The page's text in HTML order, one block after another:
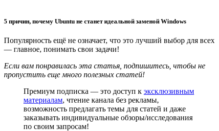
5 причин, почему Ubuntu не станет идеальной заменой Windows
Популярность ещё не означает, что это лучший выбор для всех
— главное, понимать свои задачи!
Если вам понравилась эта статья, подпишитесь, чтобы не
пропустить еще много полезных статей!
Премиум подписка — это доступ к эксклюзивным
материалам, чтение канала без рекламы,
возможность предлагать темы для статей и даже
заказывать индивидуальные обзоры/исследования
по своим запросам!